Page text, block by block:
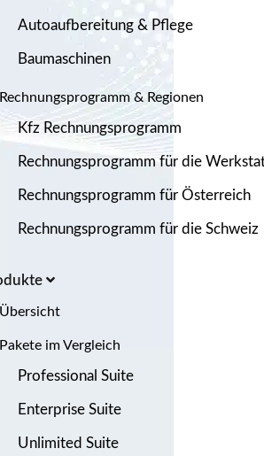
Autoaufbereitung & Pflege
Baumaschinen
Rechnungsprogramm & Regionen
Kfz Rechnungsprogramm
Rechnungsprogramm für die
Rechnungsprogramm für Österreich
Rechnungsprogramm für die Schweiz
Übersicht
Pakete im Vergleich
Professional Suite
Enterprise Suite
Unlimited Suite